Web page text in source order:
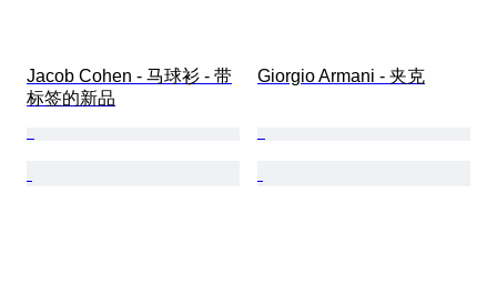
Jacob Cohen - 马球衫 - 带
标签的新品
Giorgio Armani - 夹克